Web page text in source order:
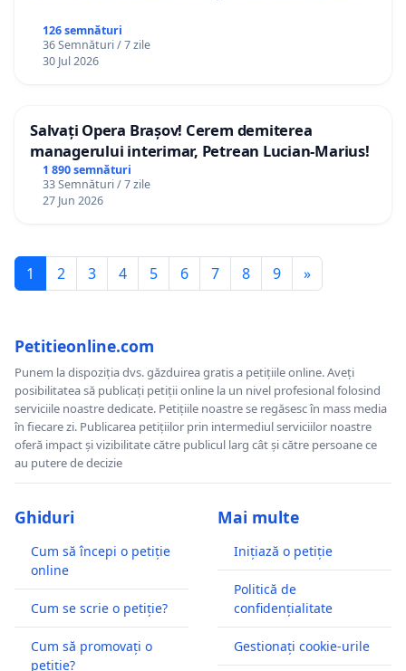
126 semnături
36 Semnături / 7 zile
30 Jul 2026
Salvați Opera Brașov! Cerem demiterea
managerului interimar, Petrean Lucian-Marius!
1 890 semnături
33 Semnături / 7 zile
27 Jun 2026
1 2 3 4 5 6 7 8 9 »
Petitieonline.com
Punem la dispoziția dvs. găzduirea gratis a petițiile online. Aveți
posibilitatea să publicați petiții online la un nivel profesional folosind
serviciile noastre dedicate. Petițiile noastre se regăsesc în mass media
în fiecare zi. Publicarea petițiilor prin intermediul serviciilor noastre
oferă impact și vizibilitate către publicul larg cât și către persoane ce
au putere de decizie
Ghiduri
Cum să începi o petiție
online
Cum se scrie o petiție?
Cum să promovați o
petiție?
Mai multe
Inițiază o petiție
Politică de
confidențialitate
Gestionați cookie-urile